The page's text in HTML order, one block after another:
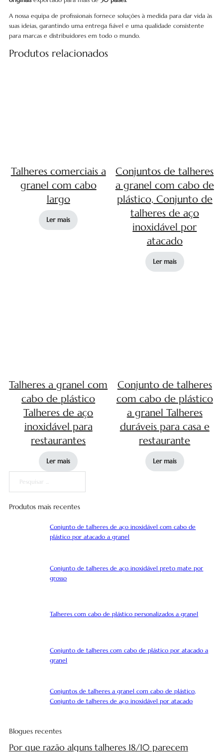
A nossa equipa de profissionais fornece soluções à medida para dar vida às
suas ideias, garantindo uma entrega fiável e uma qualidade consistente
para marcas e distribuidores em todo o mundo.
Produtos relacionados
Talheres comerciais a
granel com cabo
largo
Ler mais
Conjuntos de talheres
a granel com cabo de
plástico, Conjunto de
talheres de aço
inoxidável por
atacado
Ler mais
Talheres a granel com
cabo de plástico
Talheres de aço
inoxidável para
restaurantes
Ler mais
Conjunto de talheres
com cabo de plástico
a granel Talheres
duráveis para casa e
restaurante
Ler mais
Pesquisar
Produtos mais recentes
Conjunto de talheres de aço inoxidável com cabo de
plástico por atacado a granel
Conjunto de talheres de aço inoxidável preto mate por
grosso
Talheres com cabo de plástico personalizados a granel
Conjunto de talheres com cabo de plástico por atacado a
granel
Conjuntos de talheres a granel com cabo de plástico,
Conjunto de talheres de aço inoxidável por atacado
Blogues recentes
Por que razão alguns talheres 18/10 parecem